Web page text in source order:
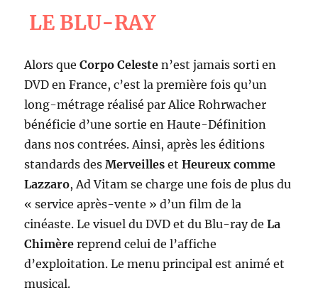
LE BLU-RAY
Alors queCorpo Celesten’est jamais sorti en
DVD en France, c’est la première fois qu’un
long-métrage réalisé par Alice Rohrwacher
bénéficie d’une sortie en Haute-Définition
dans nos contrées. Ainsi, après les éditions
standards desMerveilles etHeureux comme
Lazzaro, Ad Vitam se charge une fois de plus du
« service après-vente » d’un film de la
cinéaste. Le visuel du DVD et du Blu-ray deLa
Chimère reprend celui de l’affiche
d’exploitation. Le menu principal est animé et
musical.